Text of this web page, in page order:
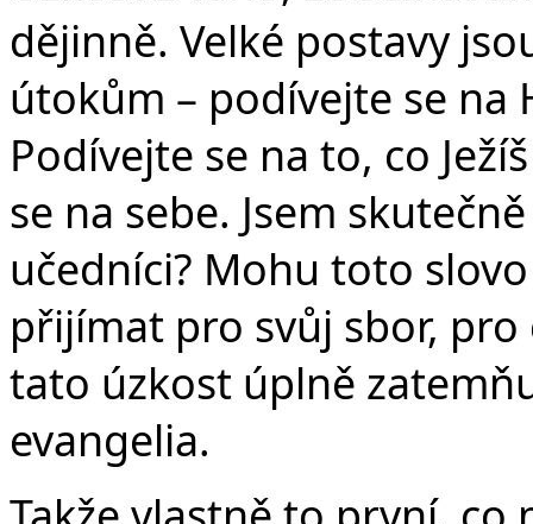
dějinně. Velké postavy
útokům – podívejte se na
Podívejte se na to, co
se na sebe. Jsem
učedníci? Mohu toto
přijímat pro svůj sbor,
tato úzkost úplně
evangelia.